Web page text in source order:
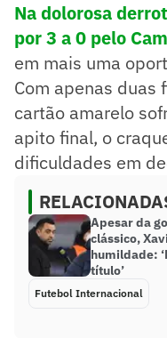
Na dolorosa
por 3 a 0 pelo
em mais uma
Com apenas duas
cartão amarelo
apito final, o
dificuldades em
Apesar da
clássico,
humildade:
título’
Futebol Internacional